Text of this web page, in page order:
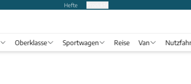
Hefte
Oberklasse Sportwagen Reise Van